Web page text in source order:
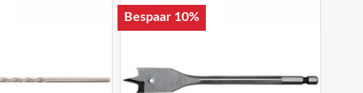
Bespaar 10%